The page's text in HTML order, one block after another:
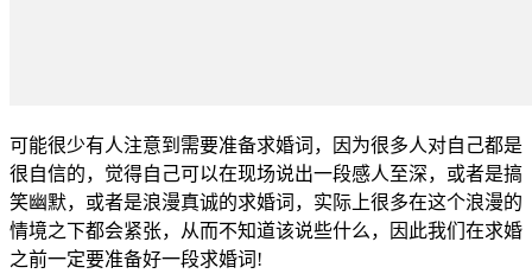
可能很少有人注意到需要准备求婚词，因为很多人对自己都是
很自信的，觉得自己可以在现场说出一段感人至深，或者是搞
笑幽默，或者是浪漫真诚的求婚词，实际上很多在这个浪漫的
情境之下都会紧张，从而不知道该说些什么，因此我们在求婚
之前一定要准备好一段求婚词!